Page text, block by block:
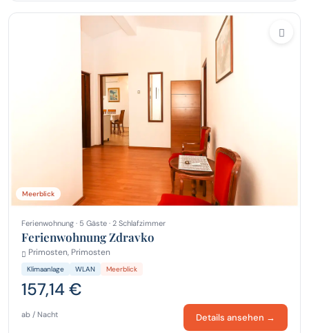
Meerblick
Ferienwohnung · 5 Gäste · 2 Schlafzimmer
Ferienwohnung Zdravko
Primosten, Primosten
Klimaanlage WLAN Meerblick
157,14 €
ab / Nacht Details ansehen →